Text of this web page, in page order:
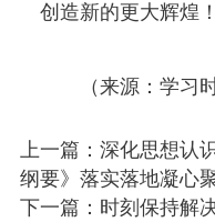
创造新的更大辉煌！
（来源：学习时
上一篇：深化思想认
纲要》落实落地凝心
下一篇：时刻保持解